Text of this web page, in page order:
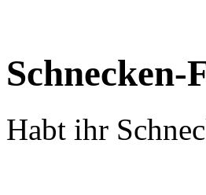
Schnecken-
Habt ihr